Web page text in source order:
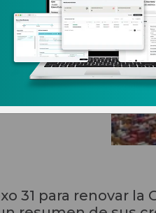
15.03.2018
31 para renovar la